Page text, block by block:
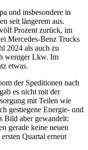
und insbesondere in
seit längerem aus.
Prozent zurück, im
Mercedes-Benz Trucks
2024 als auch zu
weniger Lkw. Im
etwas.
der Speditionen nach
es nicht mit der
mit Teilen wie
gestiegene Energie- und
Bild aber gewandelt:
gerade keine neuen
Quartal erneut